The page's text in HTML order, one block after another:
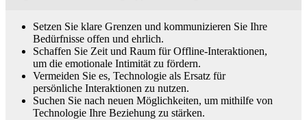
Setzen Sie klare Grenzen und kommunizieren Sie Ihre
Bedürfnisse offen und ehrlich.
Schaffen Sie Zeit und Raum für Offline-Interaktionen,
um die emotionale Intimität zu fördern.
Vermeiden Sie es, Technologie als Ersatz für
persönliche Interaktionen zu nutzen.
Suchen Sie nach neuen Möglichkeiten, um mithilfe von
Technologie Ihre Beziehung zu stärken.